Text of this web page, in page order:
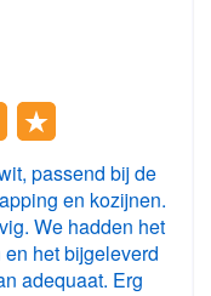
passend bij de
en kozijnen.
We hadden het
het bijgeleverd
adequaat. Erg